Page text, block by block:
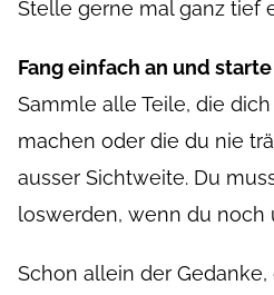
Stelle gerne mal ganz tief
Fang einfach an und
Sammle alle Teile, die
machen oder die du nie
ausser Sichtweite. Du
loswerden, wenn du noch
Schon allein der